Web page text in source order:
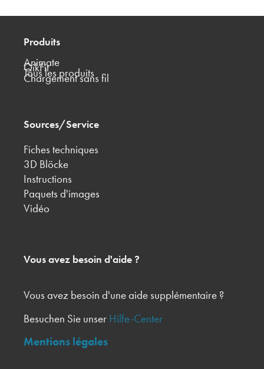
Produits
Animate
QikFit
Tous les produits
Chargement sans fil
Sources/Service
Fiches techniques
3D Blöcke
Instructions
Paquets d'images
Vidéo
Vous avez besoin d'aide ?
Vous avez besoin d'une aide supplémentaire ?
Besuchen Sie unser Hilfe-Center
Mentions légales